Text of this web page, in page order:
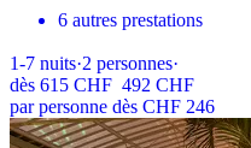
6 autres prestations
1-7 nuits·2 personnes·
dès 615 CHF 492 CHF
par personne dès CHF 246